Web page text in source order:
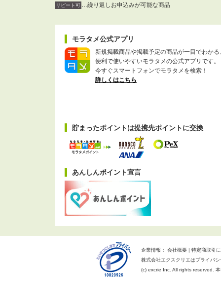
リピート可 …繰り返しお申込みが可能な商品
モラタメ公式アプリ
新規掲載商品や掲載予定の商品が一目でわかる
便利で使いやすいモラタメの公式アプリです。
今すぐスマートフォンでモラタメを検索！
詳しくはこちら
貯まったポイントは提携先ポイントに交換
あんしんポイント宣言
企業情報： 会社概要
特定商取引
株式会社エクスクリエはプライバ
(c) excrie Inc. All rights reserved.